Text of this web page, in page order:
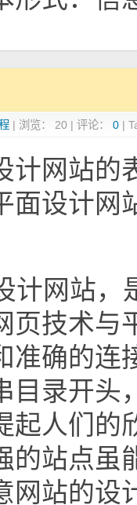
| 浏览： 20 | 评论： 0 |
计网站的
面设计网
网站，
页技术与
准确的连
目录开头
起人们的
的站点虽
网站的设